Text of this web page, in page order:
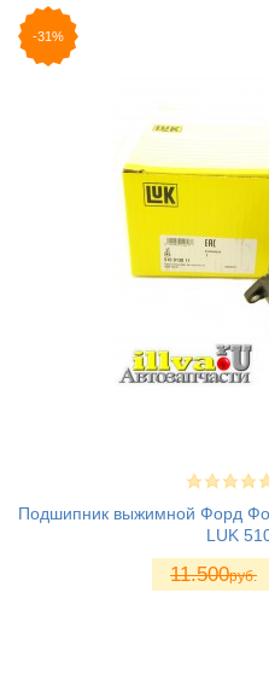
-31%
Подшипник выжимной Форд
LUK
11.500руб.